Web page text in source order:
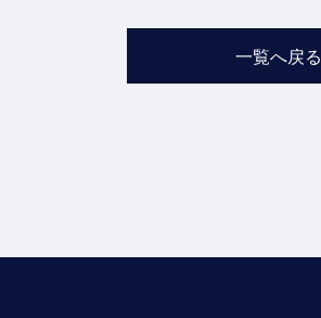
一覧へ戻る